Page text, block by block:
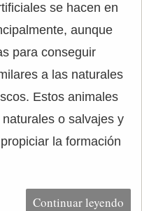
se hacen en
aunque
para conseguir
a las naturales
Estos animales
o salvajes y
la formación
Continuar leyendo